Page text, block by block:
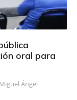
oral para
Miguel Ángel